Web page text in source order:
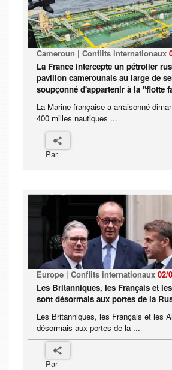
Cameroun | Conflits internationaux
La France intercepte un pétrolier
pavillon camerounais au large de
soupçonné d'appartenir à la "flotte
La Marine française a arraisonné
400 milles nautiques ...
Par
Europe | Conflits internationaux 02/
Les Britanniques, les Français et
sont désormais aux portes de la
Les Britanniques, les Français et les
désormais aux portes de la ...
Par